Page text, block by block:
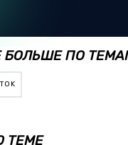
БОЛЬШЕ ПО
ТЕМЕ